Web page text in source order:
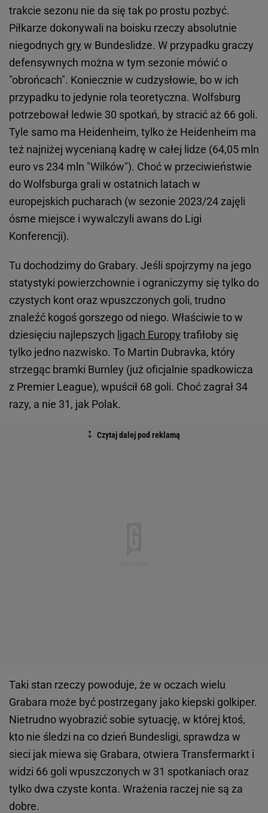
trakcie sezonu nie da się tak po prostu pozbyć.
Piłkarze dokonywali na boisku rzeczy absolutnie
niegodnych gry w Bundeslidze. W przypadku graczy
defensywnych można w tym sezonie mówić o
"obrońcach". Koniecznie w cudzysłowie, bo w ich
przypadku to jedynie rola teoretyczna. Wolfsburg
potrzebował ledwie 30 spotkań, by stracić aż 66 goli.
Tyle samo ma Heidenheim, tylko że Heidenheim ma
też najniżej wycenianą kadrę w całej lidze (64,05 mln
euro vs 234 mln "Wilków"). Choć w przeciwieństwie
do Wolfsburga grali w ostatnich latach w
europejskich pucharach (w sezonie 2023/24 zajęli
ósme miejsce i wywalczyli awans do Ligi
Konferencji).
Tu dochodzimy do Grabary. Jeśli spojrzymy na jego
statystyki powierzchownie i ograniczymy się tylko do
czystych kont oraz wpuszczonych goli, trudno
znaleźć kogoś gorszego od niego. Właściwie to w
dziesięciu najlepszych ligach Europy trafiłoby się
tylko jedno nazwisko. To Martin Dubravka, który
strzegąc bramki Burnley (już oficjalnie spadkowicza
z Premier League), wpuścił 68 goli. Choć zagrał 34
razy, a nie 31, jak Polak.
Taki stan rzeczy powoduje, że w oczach wielu
Grabara może być postrzegany jako kiepski golkiper.
Nietrudno wyobrazić sobie sytuację, w której ktoś,
kto nie śledzi na co dzień Bundesligi, sprawdza w
sieci jak miewa się Grabara, otwiera Transfermarkt i
widzi 66 goli wpuszczonych w 31 spotkaniach oraz
tylko dwa czyste konta. Wrażenia raczej nie są za
dobre.